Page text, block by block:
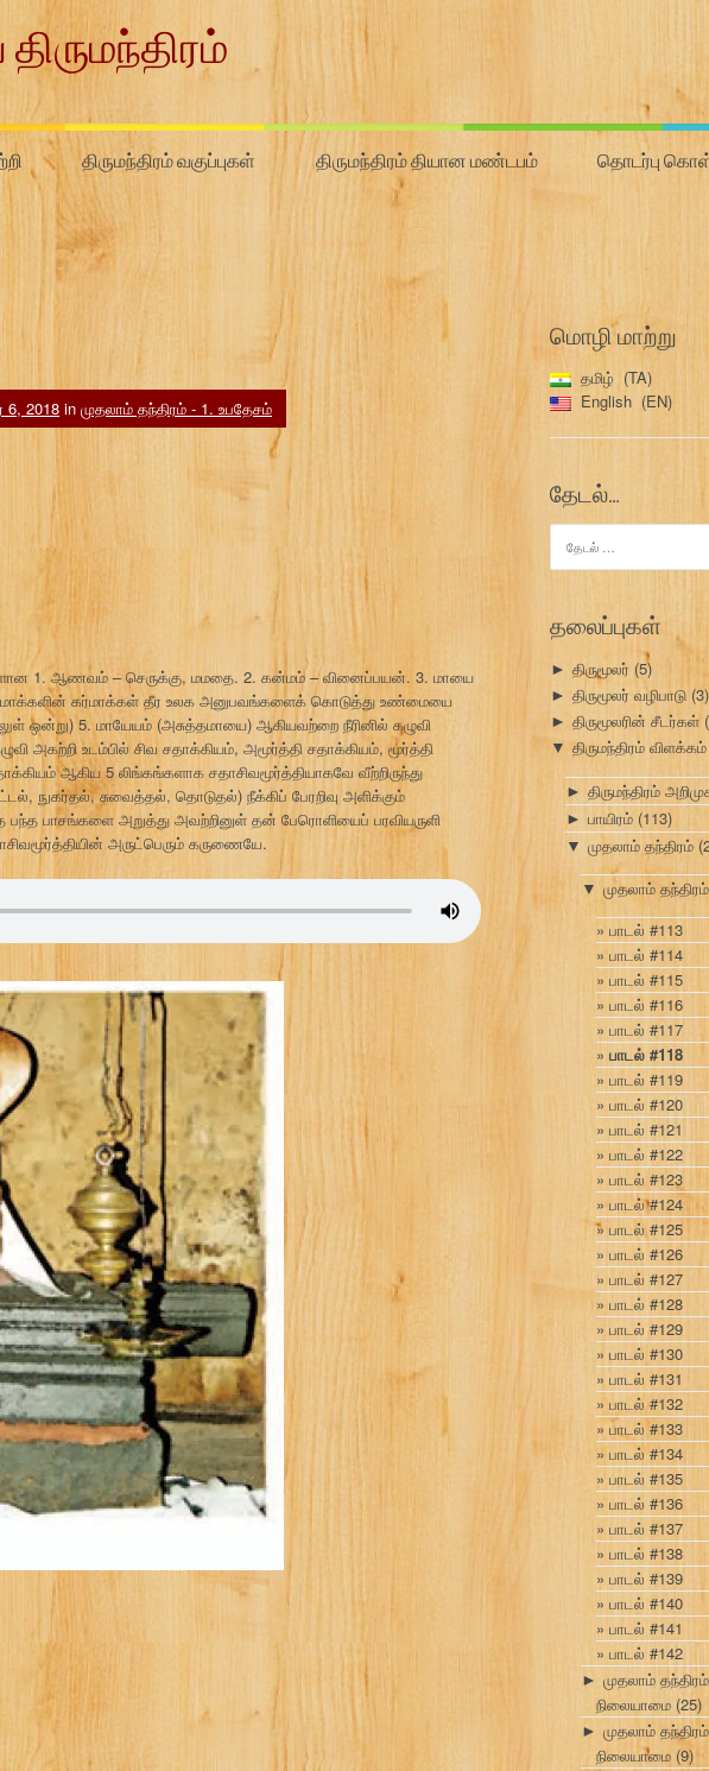
திருமந்திரம் வகுப்புகள் திருமந்திரம் தியான மண்டபம் தொடர்பு
6, 2018 in முதலாம் தந்திரம் - 1. உபதேசம்
1. ஆணவம் – செருக்கு, மமதை. 2. கன்மம் – வினைப்பயன். 3. மாயை
கர்மாக்கள் தீர உலக அனுபவங்களைக் கொடுத்து உண்மையை
ஒன்று) 5. மாயேயம் (அசுத்தமாயை) ஆகியவற்றை நீரினில் கழுவி
அகற்றி உடம்பில் சிவ சதாக்கியம், அமூர்த்தி சதாக்கியம், மூர்த்தி
ஆகிய 5 லிங்கங்களாக சதாசிவமூர்த்தியாகவே வீற்றிருந்து
நுகர்தல், சுவைத்தல், தொடுதல்) நீக்கிப் பேரறிவு அளிக்கும்
பந்த பாசங்களை அறுத்து அவற்றினுள் தன் பேரொளியைப் பரவியருளி
அருட்பெரும் கருணையே.
மொழி மாற்று
தமிழ்
TA
English
EN
தேடல்…
தேடு:
தலைப்புகள்
► திருமூலர் (5)
► திருமூலர் வழிபாடு (3)
► திருமூலரின் சீடர்கள்
▼ திருமந்திரம் விளக்கம்
► திருமந்திரம்
► பாயிரம் (113)
▼ முதலாம் தந்திரம்
▼ முதலாம்
பாடல் #113
பாடல் #114
பாடல் #115
பாடல் #116
பாடல் #117
பாடல் #118
பாடல் #119
பாடல் #120
பாடல் #121
பாடல் #122
பாடல் #123
பாடல் #124
பாடல் #125
பாடல் #126
பாடல் #127
பாடல் #128
பாடல் #129
பாடல் #130
பாடல் #131
பாடல் #132
பாடல் #133
பாடல் #134
பாடல் #135
பாடல் #136
பாடல் #137
பாடல் #138
பாடல் #139
பாடல் #140
பாடல் #141
பாடல் #142
► முதலாம்
நிலையாமை (25)
► முதலாம்
நிலையாமை (9)